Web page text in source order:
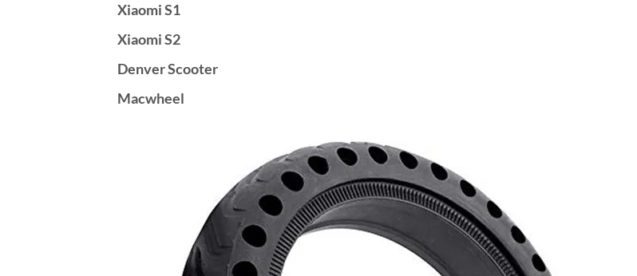
Xiaomi S1
Xiaomi S2
Denver Scooter
Macwheel